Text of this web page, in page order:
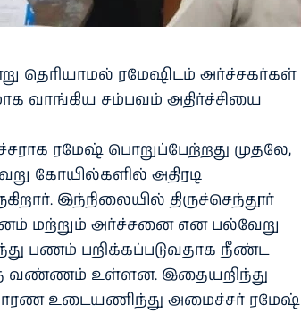
தெரியாமல் ரமேஷிடம் அர்ச்சகர்கள்
வாங்கிய சம்பவம் அதிர்ச்சியை
ரமேஷ் பொறுப்பேற்றது முதலே,
கோயில்களில் அதிரடி
இந்நிலையில் திருச்செந்தூர்
மற்றும் அர்ச்சனை என பல்வேறு
பணம் பறிக்கப்படுவதாக நீண்ட
வண்ணம் உள்ளன. இதையறிந்து
உடையணிந்து அமைச்சர் ரமேஷ்